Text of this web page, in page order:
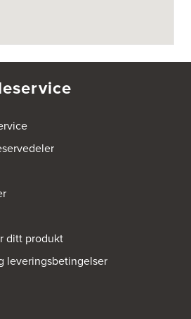
ditt produkt
leveringsbetingelser